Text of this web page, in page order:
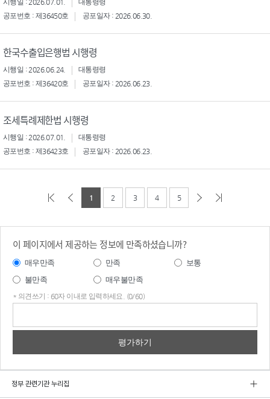
시행일 : 2026.07.01.
대통령령
공포번호 : 제36450호
공포일자 : 2026.06.30.
한국수출입은행법 시행령
시행일 : 2026.06.24.
대통령령
공포번호 : 제36420호
공포일자 : 2026.06.23.
조세특례제한법 시행령
시행일 : 2026.07.01.
대통령령
공포번호 : 제36423호
공포일자 : 2026.06.23.
1 2 3 4 5
이 페이지에서 제공하는 정보에 만족하셨습니까?
매우만족 만족
보통
불만족
매우불만족
* 의견쓰기 : 60자 이내로 입력하세요. (0/60)
정부 관련기관 누리집